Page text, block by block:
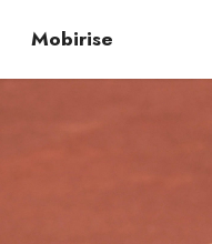
Mobirise